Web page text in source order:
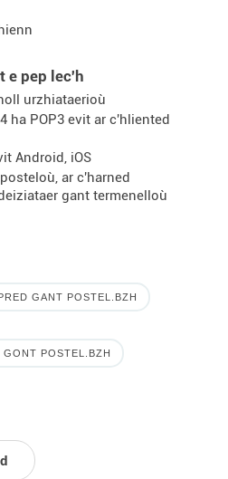
e pep lec'h
urzhiataerioù
ha POP3 evit ar c'hliented
Android, iOS
ar c'harned
gant termenelloù
GANT POSTEL.BZH
GONT POSTEL.BZH